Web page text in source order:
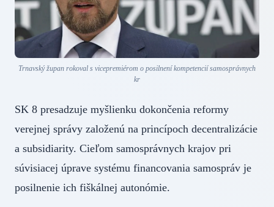
Trnavský župan rokoval s vicepremiérom o posilnení kompetencií samosprávnych
kr
SK 8 presadzuje myšlienku dokončenia reformy
verejnej správy založenú na princípoch decentralizácie
a subsidiarity. Cieľom samosprávnych krajov pri
súvisiacej úprave systému financovania samospráv je
posilnenie ich fiškálnej autonómie.